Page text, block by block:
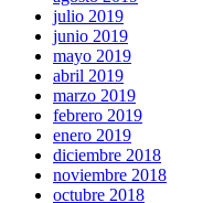
julio 2019
junio 2019
mayo 2019
abril 2019
marzo 2019
febrero 2019
enero 2019
diciembre 2018
noviembre 2018
octubre 2018